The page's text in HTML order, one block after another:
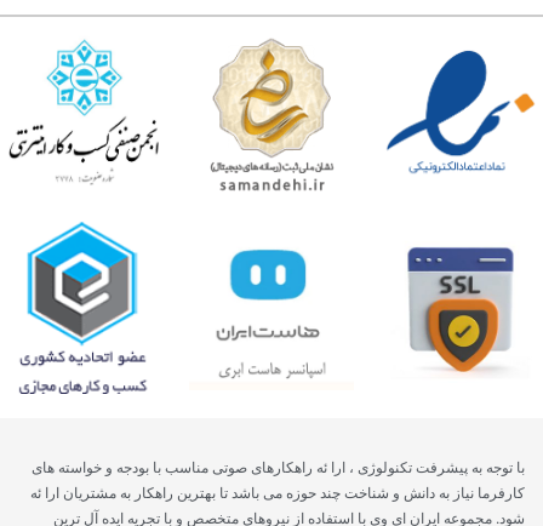
با توجه به پیشرفت تکنولوژی ، ارا ئه راهکارهای صوتی مناسب با بودجه و خواسته های
کارفرما نیاز به دانش و شناخت چند حوزه می باشد تا بهترین راهکار به مشتریان ارا ئه
شود. مجموعه ایران ای وی با استفاده از نیروهای متخصص و با تجریه ایده آل ترین